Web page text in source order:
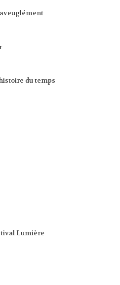
aveuglément
du temps
Lumière